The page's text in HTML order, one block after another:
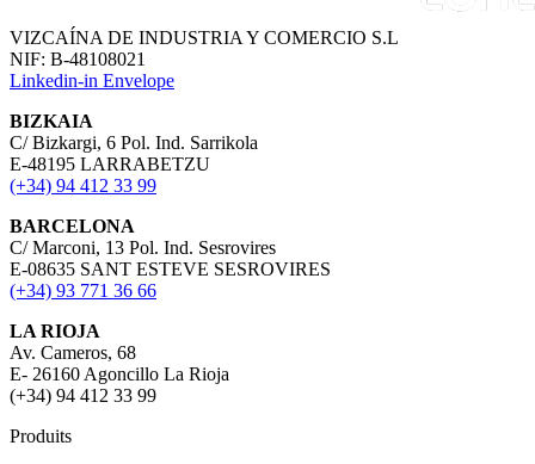
VIZCAÍNA DE INDUSTRIA Y COMERCIO S.L
NIF: B-48108021
Linkedin-in Envelope
BIZKAIA
C/ Bizkargi, 6 Pol. Ind. Sarrikola
E-48195 LARRABETZU
(+34) 94 412 33 99
BARCELONA
C/ Marconi, 13 Pol. Ind. Sesrovires
E-08635 SANT ESTEVE SESROVIRES
(+34) 93 771 36 66
LA RIOJA
Av. Cameros, 68
E- 26160 Agoncillo La Rioja
(+34) 94 412 33 99
Produits